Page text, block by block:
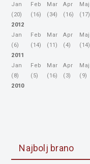
Jan
(20)
Feb
(16)
Mar
(34)
Apr
(16)
Maj
(17)
2012
Jan
(6)
Feb
(14)
Mar
(11)
Apr
(4)
Maj
(14)
2011
Jan
(8)
Feb
(5)
Mar
(16)
Apr
(3)
Maj
(9)
2010
Najbolj brano